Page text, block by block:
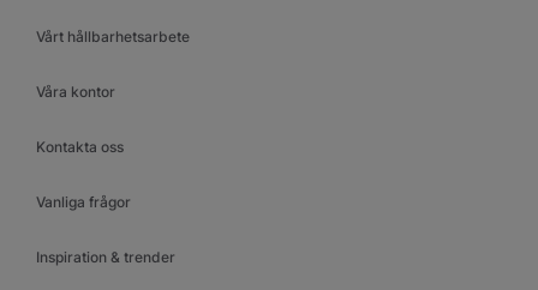
Vårt hållbarhetsarbete
Våra kontor
Kontakta oss
Vanliga frågor
Inspiration & trender